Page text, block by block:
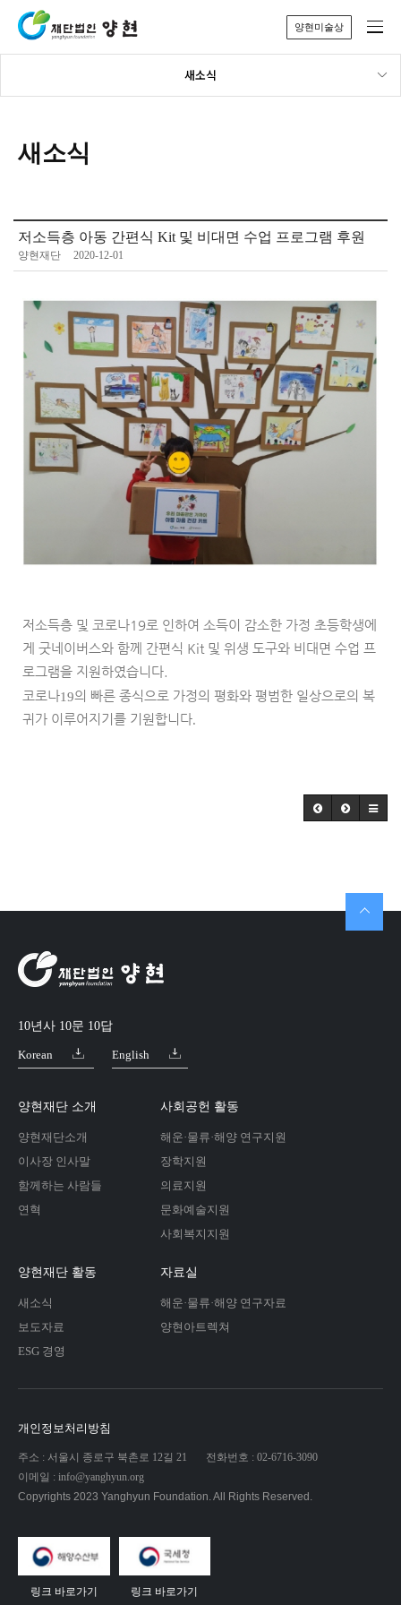
양현미술상
새소식
새소식
저소득층 아동 간편식 Kit 및 비대면 수업 프로그램 후원
양현재단 2020-12-01
저소득층 및 코로나19로 인하여 소득이 감소한 가정 초등학생에
게 굿네이버스와 함께 간편식 Kit 및 위생 도구와 비대면 수업 프
로그램을 지원하였습니다.
코로나19의 빠른 종식으로 가정의 평화와 평범한 일상으로의 복
귀가 이루어지기를 기원합니다.
10년사 10문 10답
Korean English
양현재단 소개
양현재단소개
이사장 인사말
함께하는 사람들
연혁
사회공헌 활동
해운·물류·해양 연구지원
장학지원
의료지원
문화예술지원
사회복지지원
양현재단 활동
새소식
보도자료
ESG 경영
자료실
해운·물류·해양 연구자료
양현아트렉쳐
개인정보처리방침
주소 : 서울시 종로구 북촌로 12길 21
전화번호 : 02-6716-3090
이메일 : info@yanghyun.org
Copyrights 2023 Yanghyun Foundation. All Rights Reserved.
링크 바로가기 링크 바로가기